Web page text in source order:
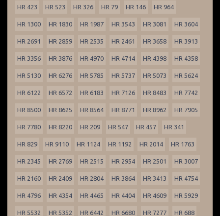
HR 423 HR 523 HR 326 HR 79 HR 146 HR 964
HR 1300 HR 1830 HR 1987 HR 3543 HR 3081 HR 3604
HR 2691 HR 2859 HR 2535 HR 2461 HR 3658 HR 3913
HR 3356 HR 3876 HR 4970 HR 4714 HR 4398 HR 4358
HR 5130 HR 6276 HR 5785 HR 5737 HR 5073 HR 5624
HR 6122 HR 6572 HR 6183 HR 7126 HR 8483 HR 7742
HR 8500 HR 8625 HR 8564 HR 8771 HR 8962 HR 7905
HR 7780 HR 8220 HR 209 HR 547 HR 457 HR 341
HR 829 HR 9110 HR 1124 HR 1192 HR 2014 HR 1763
HR 2345 HR 2769 HR 2515 HR 2954 HR 2501 HR 3007
HR 2160 HR 2409 HR 2804 HR 3864 HR 3413 HR 4754
HR 4796 HR 4354 HR 4465 HR 4404 HR 4609 HR 5929
HR 5532 HR 5352 HR 6442 HR 6680 HR 7277 HR 688